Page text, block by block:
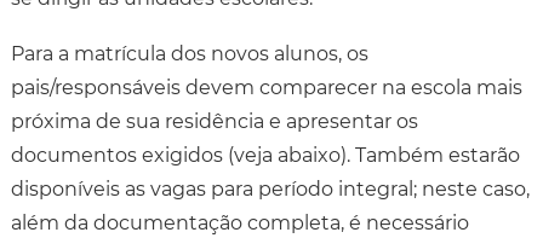
Para a matrícula dos novos alunos, os
pais/responsáveis devem comparecer na escola mais
próxima de sua residência e apresentar os
documentos exigidos (veja abaixo). Também estarão
disponíveis as vagas para período integral; neste caso,
além da documentação completa, é necessário